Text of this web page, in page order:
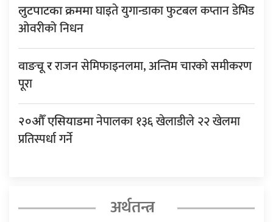
लुटपाटका क्रममाघाइते युगान्डाका फुटबल कप्तान डेभिड
ओवरीको निधन
वाङचू रराजन सेमिफाइनलमा, अन्तिम चारको समीकरण
पूरा
२०औँ एसियाडमानेपालका १३६ खेलाडीले २२ खेलमा
प्रतिस्पर्धा गर्ने
अर्थतन्त्र